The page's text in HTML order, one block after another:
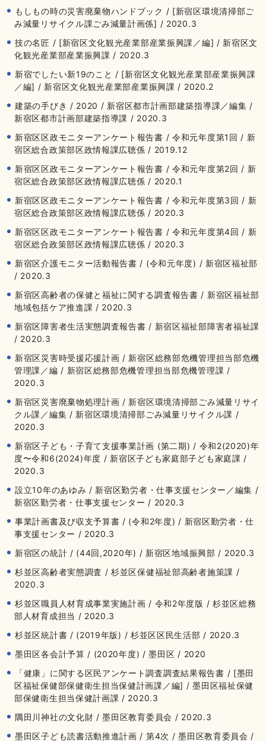
もしもの時の災害廃棄物ハンドブック / [新宿区環境清掃部ご
み減量リサイクル課ごみ減量計画係] / 2020.3
技の名匠 / [新宿区文化観光産業部産業振興課／編] / 新宿区文
化観光産業部産業振興課 / 2020.3
新宿でしたい新19のこと / [新宿区文化観光産業部産業振興課
／編] / 新宿区文化観光産業部産業振興課 / 2020.2
建築の手びき / 2020 / 新宿区都市計画部建築指導課／編集 /
新宿区都市計画部建築指導課 / 2020.3
新宿区区政モニターアンケート報告書 / 令和元年度第1回 / 新
宿区総合政策部区政情報課広聴係 / 2019.12
新宿区区政モニターアンケート報告書 / 令和元年度第2回 / 新
宿区総合政策部区政情報課広聴係 / 2020.1
新宿区区政モニターアンケート報告書 / 令和元年度第3回 / 新
宿区総合政策部区政情報課広聴係 / 2020.3
新宿区区政モニターアンケート報告書 / 令和元年度第4回 / 新
宿区総合政策部区政情報課広聴係 / 2020.3
新宿区介護モニター活動報告書 / (令和元年度) / 新宿区福祉部
/ 2020.3
新宿区高齢者の保健と福祉に関する調査報告書 / 新宿区福祉部
地域包括ケア推進課 / 2020.3
新宿区障害者生活実態調査報告書 / 新宿区福祉部障害者福祉課
/ 2020.3
新宿区災害時受援応援計画 / 新宿区総務部危機管理担当部危機
管理課／編 / 新宿区総務部危機管理担当部危機管理課 /
2020.3
新宿区災害廃棄物処理計画 / 新宿区環境清掃部ごみ減量リサイ
クル課／編集 / 新宿区環境清掃部ごみ減量リサイクル課 /
2020.3
新宿区子ども・子育て支援事業計画 (第二期) / 令和2(2020)年
度〜令和6(2024)年度 / 新宿区子ども家庭部子ども家庭課 /
2020.3
設立10年のあゆみ / 新宿区勤労者・仕事支援センター／編集 /
新宿区勤労者・仕事支援センター / 2020.3
事業計画書及び収支予算書 / (令和2年度) / 新宿区勤労者・仕
事支援センター / 2020.3
新宿区の統計 / (44回,2020年) / 新宿区地域振興部 / 2020.3
杉並区高齢者実態調査 / 杉並区保健福祉部高齢者施策課 /
2020.3
杉並区職員人材育成事業実施計画 / 令和2年度版 / 杉並区総務
部人材育成担当 / 2020.3
杉並区統計書 / (2019年版) / 杉並区区民生活部 / 2020.3
墨田区各会計予算 / (2020年度) / 墨田区 / 2020
「健康」に関する区民アンケート調査調査結果報告書 / [墨田
区福祉保健部保健衛生担当保健計画課／編] / 墨田区福祉保健
部保健衛生担当保健計画課 / 2020.3
隅田川神社の文化財 / 墨田区教育委員会 / 2020.3
墨田区子ども読書活動推進計画 / 第4次 / 墨田区教育委員会 /